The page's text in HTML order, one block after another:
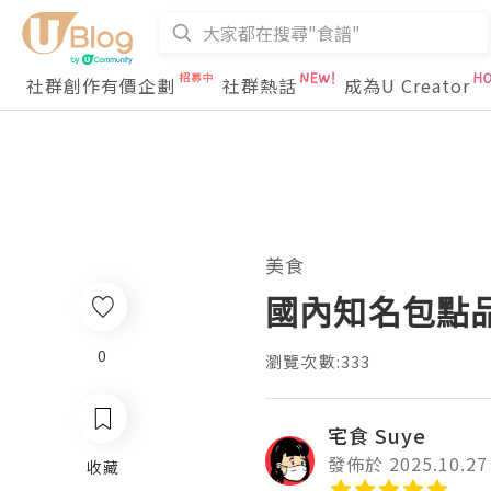
社群創作有價企劃 社群熱話 成為U Creator
0
收藏
美食
國內知名包點
瀏覽次數:333
宅食 Suye
發佈於 2025.10.27